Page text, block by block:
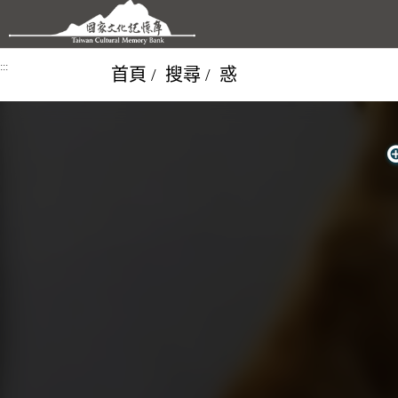
跳到主要內容區塊
::: 首頁 搜尋 惑